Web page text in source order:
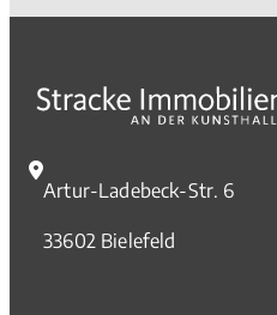
Artur-Ladebeck-Str. 6
33602 Bielefeld